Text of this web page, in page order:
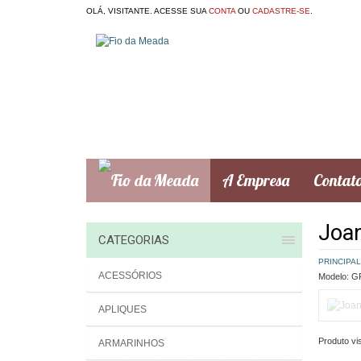
OLÁ, VISITANTE. ACESSE SUA CONTA OU CADASTRE-SE
A Empresa
CATEGORIAS
ACESSÓRIOS
APLIQUES
ARMARINHOS
PRINCIPAL
Modelo:
Produto